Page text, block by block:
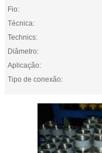
Fio:
Técnica:
Technics:
Diâmetro:
Aplicação:
Tipo de conexão: